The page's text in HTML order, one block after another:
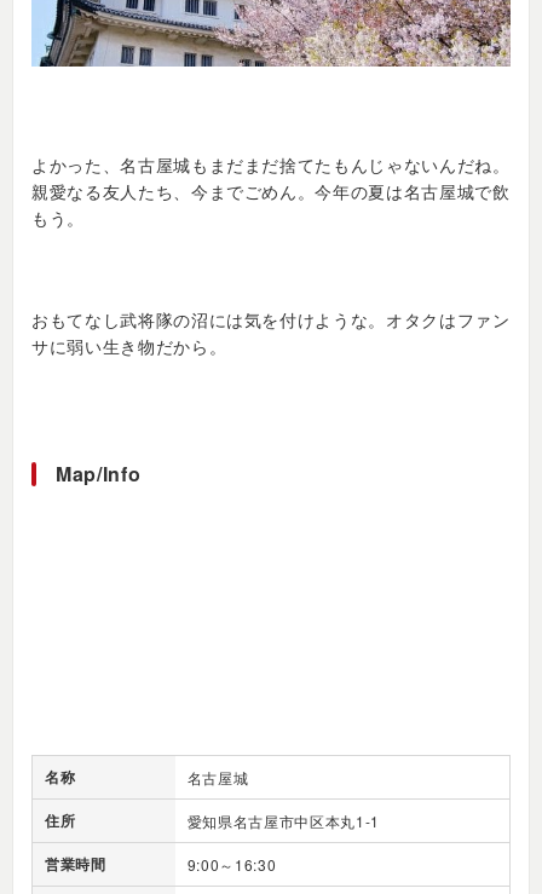
よかった、名古屋城もまだまだ捨てたもんじゃないんだね。
親愛なる友人たち、今までごめん。今年の夏は名古屋城で飲
もう。
おもてなし武将隊の沼には気を付けような。オタクはファン
サに弱い生き物だから。
Map/Info
名称 名古屋城
住所 愛知県名古屋市中区本丸1-1
営業時間 9:00～16:30